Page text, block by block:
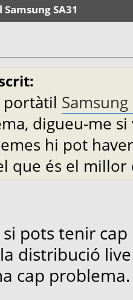
SA31
portàtil Samsung
digueu-me
hi pot
que és el millor
si pots tenir
distribució
cap problema.